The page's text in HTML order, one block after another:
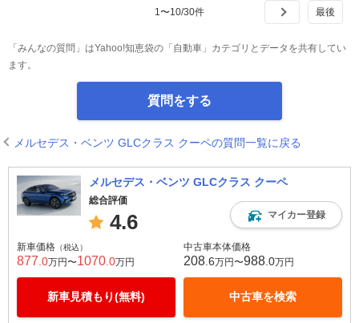
1 〜10/30件
「みんなの質問」はYahoo!知恵袋の「自動車」カテゴリとデータを共有してい
ます。
質問をする
メルセデス・ベンツ GLCクラス クーペの質問一覧に戻る
メルセデス・ベンツ GLCクラス クーペ
総合評価
4.6 マイカー登録
新車価格 （税込）
877 .0万円〜1070 .0万円
新車見積もり(無料)
中古車本体価格
208 .6万円〜988 .0万円
中古車を検索